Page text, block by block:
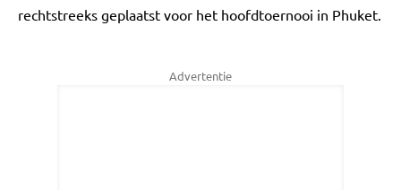
rechtstreeks geplaatst voor het hoofdtoernooi in Phuket.
Advertentie